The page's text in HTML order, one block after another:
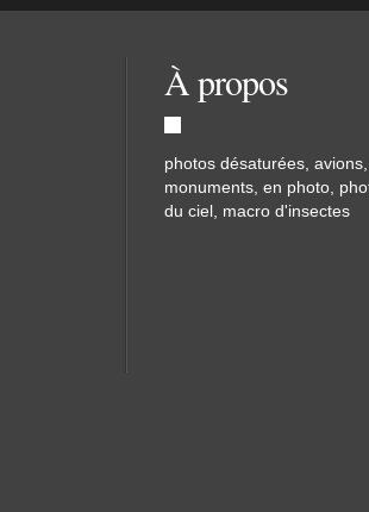
À propos
photos désaturées, avions,
monuments, en photo,
du ciel, macro d'insectes